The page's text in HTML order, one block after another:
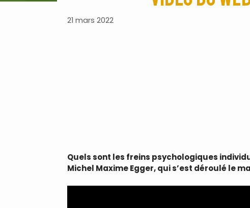
21 mars 2022
Quels sont les freins psychologiques
Michel Maxime Egger, qui s’est déroulé le